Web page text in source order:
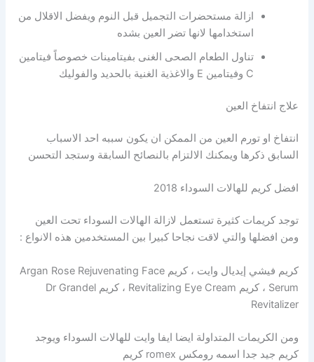
ازالة مستحضرات التجميل قبل النوم ويفضل الاقلال من
استخدامها لانها تضر العين بشده
تناول الطعام الصحى الغنى بفيتامينات خصوصاً فيتامين
C وفيتامين E والاغذية الغنية بالحديد والفوليك
علاج انتفاخ العين
انتفاخ او تورم العين من الممكن ان يكون سببه احد الاسباب
السابق ذكرها ويمكنك الالتزام بالنصائح السابقة وستجد التحسن
افضل كريم للهالات السوداء 2018
توجد كريمات كثيرة تستعمل لازالة الهالات السوداء تحت العين
ومن افضلها والتي لاقت نجاحا كبيرا بين المستخدمين هذه الانواع :
كريم فيشي إيديال وايت ، كريم Argan Rose Rejuvenating Face
Serum ، كريم Revitalizing Eye Cream ، كريم Dr Grandel
Revitalizer
ومن الكريمات المتداولة ايضا ايفا وايت للهالات السوداء ويوجد
كريم جيد جدا اسمه رومكس romex كريم